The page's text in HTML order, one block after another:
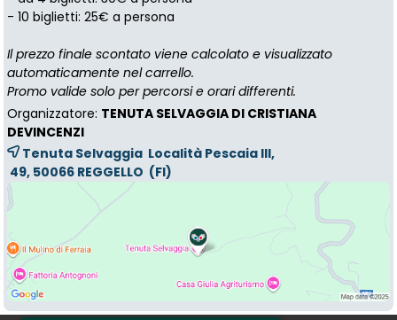
- 10 biglietti: 25€ a persona
Il prezzo finale scontato viene calcolato e visualizzato
automaticamente nel carrello.
Promo valide solo per percorsi e orari differenti.
Organizzatore: TENUTA SELVAGGIA DI CRISTIANA
DEVINCENZI
Tenuta Selvaggia Località Pescaia III,
49, 50066 REGGELLO (FI)